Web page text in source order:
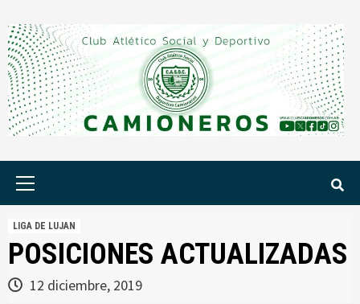
al
contenido
LIGA DE LUJAN
POSICIONES ACTUALIZADAS
12 diciembre, 2019